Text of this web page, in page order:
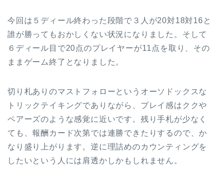
今回は５ディール終わった段階で３人が20対18対16と
誰が勝ってもおかしくない状況になりました。そして
６ディール目で20点のプレイヤーが11点を取り、その
ままゲーム終了となりました。
切り札ありのマストフォローというオーソドックスな
トリックテイキングでありながら、プレイ感はククや
ペアーズのような感覚に近いです。残り手札が少なく
ても、報酬カード次第では連勝できたりするので、か
なり盛り上がります。逆に理詰めのカウンティングを
したいという人には肩透かしかもしれません。